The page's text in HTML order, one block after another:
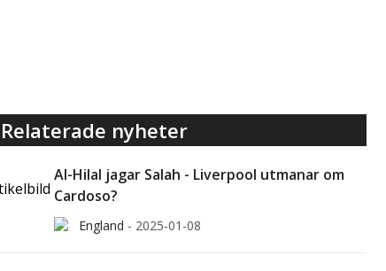
Relaterade nyheter
Al-Hilal jagar Salah - Liverpool utmanar om
Cardoso?
England - 2025-01-08